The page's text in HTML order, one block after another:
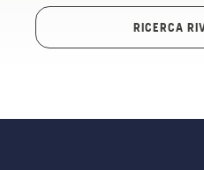
RICERCA